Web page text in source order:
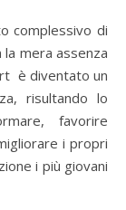
complessivo di
mera assenza
è diventato un
risultando lo
favorire
i propri
i più giovani